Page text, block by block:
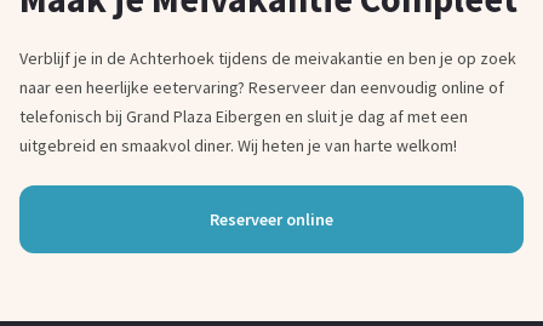
Verblijf je in de Achterhoek tijdens de meivakantie en ben je op zoek
naar een heerlijke eetervaring? Reserveer dan eenvoudig online of
telefonisch bij Grand Plaza Eibergen en sluit je dag af met een
uitgebreid en smaakvol diner. Wij heten je van harte welkom!
Reserveer online